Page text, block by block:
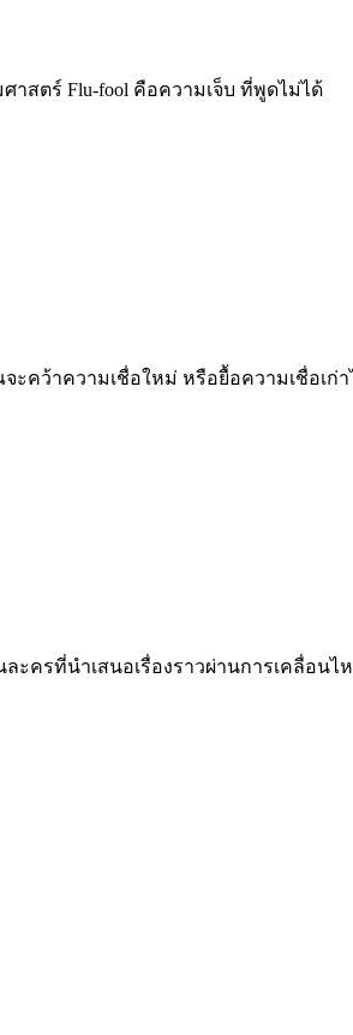
าสตร์ Flu-fool คือความเจ็บ ที่พูดไม่
ว้าความเชื่อใหม่ หรือยื้อความเชื่อเก่
ะครที่นำเสนอเรื่องราวผ่านการเคลื่อ